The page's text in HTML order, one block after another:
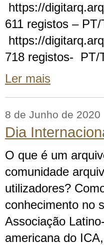
https://
611 registos –
https://
718 registos-
Ler mais
8 de Junho de 2020
Dia
O que é um
comunidade
utilizadores?
conhecimento no
Associação
americana do